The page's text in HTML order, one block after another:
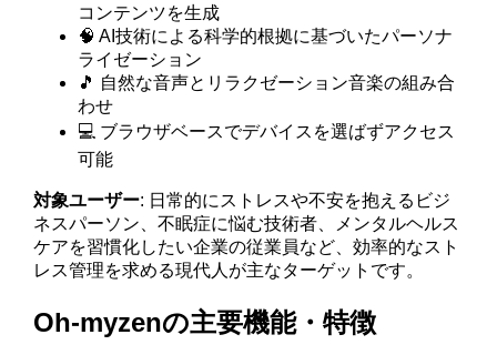
コンテンツを生成
🧠 AI技術による科学的根拠に基づいたパーソナ
ライゼーション
🎵 自然な音声とリラクゼーション音楽の組み合
わせ
💻 ブラウザベースでデバイスを選ばずアクセス
可能
対象ユーザー: 日常的にストレスや不安を抱えるビジ
ネスパーソン、不眠症に悩む技術者、メンタルヘルス
ケアを習慣化したい企業の従業員など、効率的なスト
レス管理を求める現代人が主なターゲットです。
Oh-myzenの主要機能・特徴